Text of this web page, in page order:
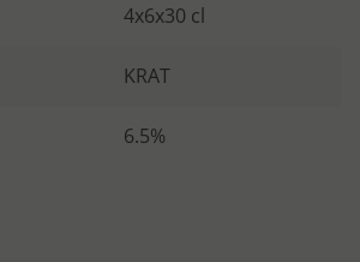
4x6x30 cl
KRAT
6.5%